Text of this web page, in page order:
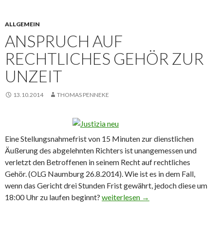
ALLGEMEIN
ANSPRUCH AUF
RECHTLICHES GEHÖR ZUR
UNZEIT
13.10.2014 THOMAS PENNEKE
Eine Stellungsnahmefrist von 15 Minuten zur dienstlichen
Äußerung des abgelehnten Richters ist unangemessen und
verletzt den Betroffenen in seinem Recht auf rechtliches
Gehör. (OLG Naumburg 26.8.2014). Wie ist es in dem Fall,
wenn das Gericht drei Stunden Frist gewährt, jedoch diese um
18:00 Uhr zu laufen beginnt? Anspruch auf rechtliches Gehör
weiterlesen →